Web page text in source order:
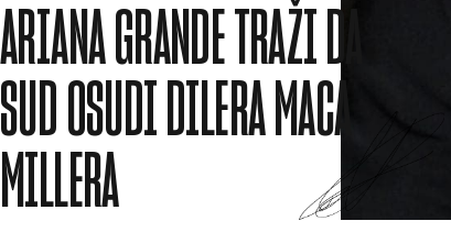
ARIANA GRANDE TRAŽI DA
SUD OSUDI DILERA MACA
MILLERA